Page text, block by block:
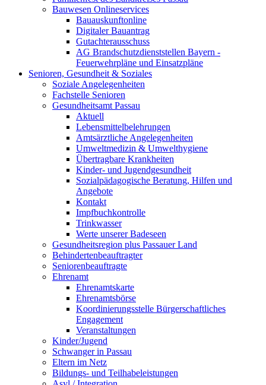
Bauwesen Onlineservices
Bauauskunftonline
Digitaler Bauantrag
Gutachterausschuss
AG Brandschutzdienststellen Bayern -
Feuerwehrpläne und Einsatzpläne
Senioren, Gesundheit & Soziales
Soziale Angelegenheiten
Fachstelle Senioren
Gesundheitsamt Passau
Aktuell
Lebensmittelbelehrungen
Amtsärztliche Angelegenheiten
Umweltmedizin & Umwelthygiene
Übertragbare Krankheiten
Kinder- und Jugendgesundheit
Sozialpädagogische Beratung, Hilfen und
Angebote
Kontakt
Impfbuchkontrolle
Trinkwasser
Werte unserer Badeseen
Gesundheitsregion plus Passauer Land
Behindertenbeauftragter
Seniorenbeauftragte
Ehrenamt
Ehrenamtskarte
Ehrenamtsbörse
Koordinierungsstelle Bürgerschaftliches
Engagement
Veranstaltungen
Kinder/Jugend
Schwanger in Passau
Eltern im Netz
Bildungs- und Teilhabeleistungen